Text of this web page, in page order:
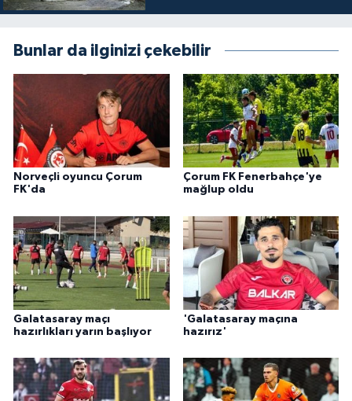
Bunlar da ilginizi çekebilir
Norveçli oyuncu Çorum
FK'da
Çorum FK Fenerbahçe'ye
mağlup oldu
Galatasaray maçı
hazırlıkları yarın başlıyor
'Galatasaray maçına
hazırız'